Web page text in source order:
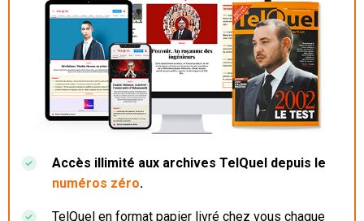
Accès illimité aux archives TelQuel depuis le
numéros zéro.
TelQuel en format papier livré chez vous chaque